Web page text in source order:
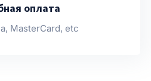
оплата
MasterCard, etc